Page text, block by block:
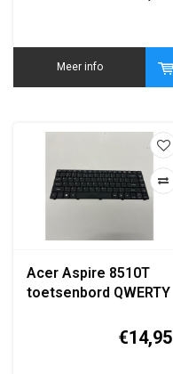
Meer info
Acer Aspire 8510T
toetsenbord QWERTY
€14,95